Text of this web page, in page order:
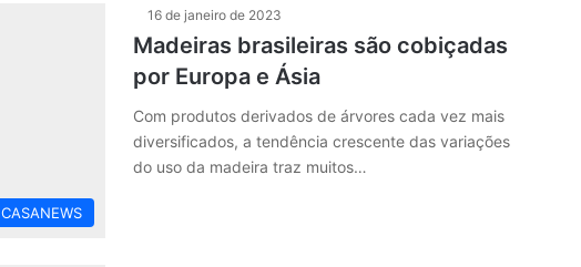
CASANEWS
16 de janeiro de 2023
Madeiras brasileiras são cobiçadas
por Europa e Ásia
Com produtos derivados de árvores cada vez mais
diversificados, a tendência crescente das variações
do uso da madeira traz muitos…